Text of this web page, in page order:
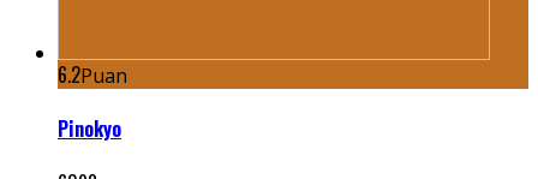
6.2Puan
Pinokyo